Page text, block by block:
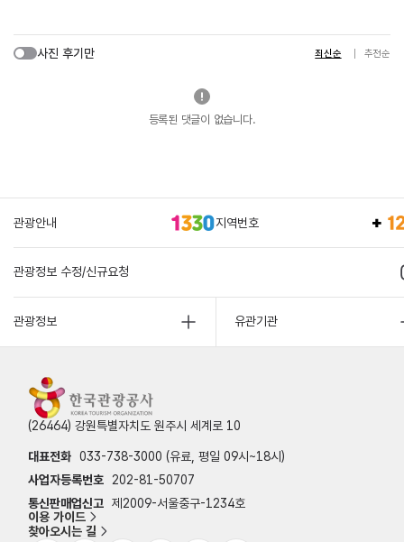
사진 후기만 최신순 추천순
등록된 댓글이 없습니다.
관광안내 지역번호
관광정보 수정/신규요청
관광정보 유관기관
(26464) 강원특별자치도 원주시 세계로 10
대표전화 033-738-3000 (유료, 평일 09시~18시)
사업자등록번호
202-81-50707
통신판매업신고 제2009-서울중구-1234호
이용 가이드
찾아오시는 길